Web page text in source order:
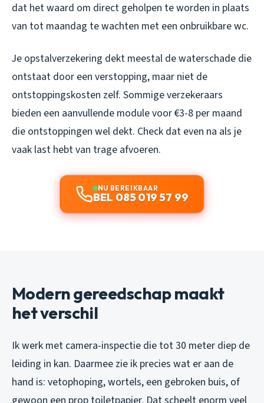
dat het waard om direct geholpen te worden in plaats
van tot maandag te wachten met een onbruikbare wc.
Je opstalverzekering dekt meestal de waterschade die
ontstaat door een verstopping, maar niet de
ontstoppingskosten zelf. Sommige verzekeraars
bieden een aanvullende module voor €3-8 per maand
die ontstoppingen wel dekt. Check dat even na als je
vaak last hebt van trage afvoeren.
NU BEREIKBAAR
BEL 085 019 57 99
Modern gereedschap maakt
het verschil
Ik werk met camera-inspectie die tot 30 meter diep de
leiding in kan. Daarmee zie ik precies wat er aan de
hand is: vetophoping, wortels, een gebroken buis, of